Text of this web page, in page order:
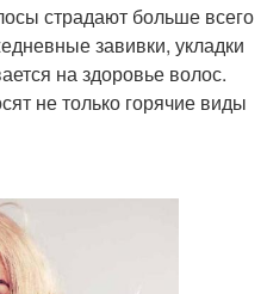
страдают больше всего
завивки, укладки
на здоровье волос.
не только горячие виды